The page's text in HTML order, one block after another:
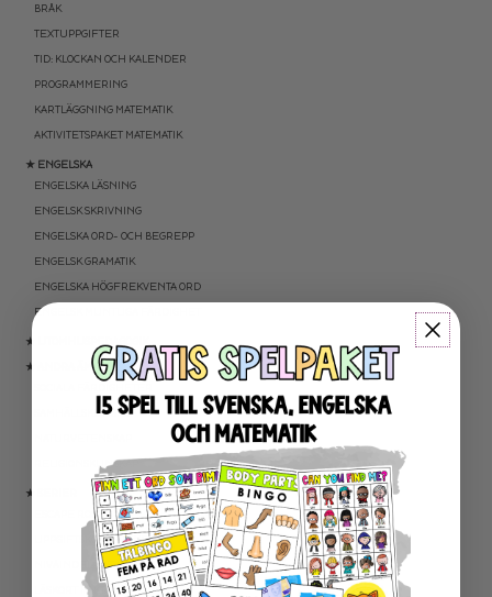
BRÅK
TEXTUPPGIFTER
TID: KLOCKAN OCH KALENDER
PROGRAMMERING
KARTLÄGGNING MATEMATIK
AKTIVITETSPAKET MATEMATIK
★ ENGELSKA
ENGELSKA LÄSNING
ENGELSK SKRIVNING
ENGELSKA ORD- OCH BEGREPP
ENGELSK GRAMATIK
ENGELSKA HÖGFREKVENTA ORD
ENGELSK MUNTLIGA FÄRDIGHET
★ UTOMHUSPEDAGOGIK
★ ANDRA ÄMNEN
SAMHÄLLSKUNSKAP
RELIGIONSKUNSKAP
★ SERIER
ESCAPE ROOMS
UPPGIFTSKORT SVENSKA
NIVÅINDELADE LÄSTEXTER
LÄSKORT FAKTA